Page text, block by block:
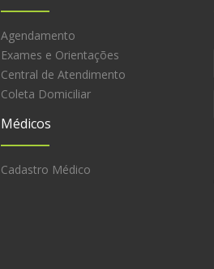
Agendamento
Exames e Orientações
Central de Atendimento
Coleta Domiciliar
Médicos
Cadastro Médico